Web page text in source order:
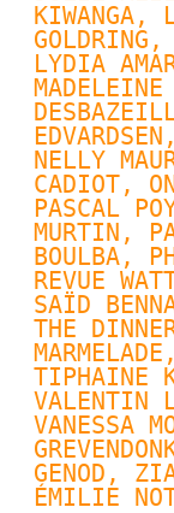
KIWANGA,
GOLDRING ,
LYDIA
EDVARDSEN
NELLY
CADIOT,
PASCAL
MURTIN ,
BOULBA,
REVUE
SAÏD
THE
TIPHAINE
VALENTIN
VANESSA
GENOD ,
ÉMILIE